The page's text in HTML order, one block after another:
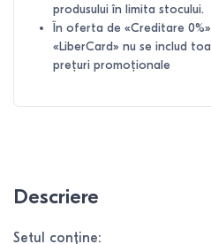
produsului în limita stocului.
În oferta de «Creditare
«LiberCard» nu se includ
prețuri promoționale
Descriere
Setul conține: